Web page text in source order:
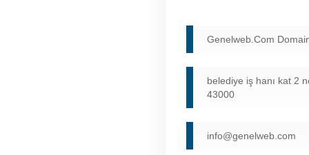
Genelweb.Com
belediye iş hanı kat 2
43000
info@genelweb.com